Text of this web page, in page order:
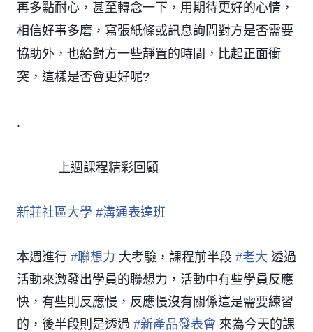
再多點耐心，甚至轉念一下，用期待更好的心情，
相信好事多磨，寫張紙條或訊息詢問對方是否需要
協助外，也給對方一些靜置的時間，比起正面衝
突，這樣是否會更好呢?
.
上週課程精彩回顧
新莊社區大學 #溝通表達班
本週進行 #聯想力 大考驗，課程前半段 #老大 透過
活動來激發出學員的聯想力，活動中有些學員反應
快，有些則反應慢，反應慢沒有關係這是需要練習
的，後半段則是透過 #新產品發表會 來為今天的課